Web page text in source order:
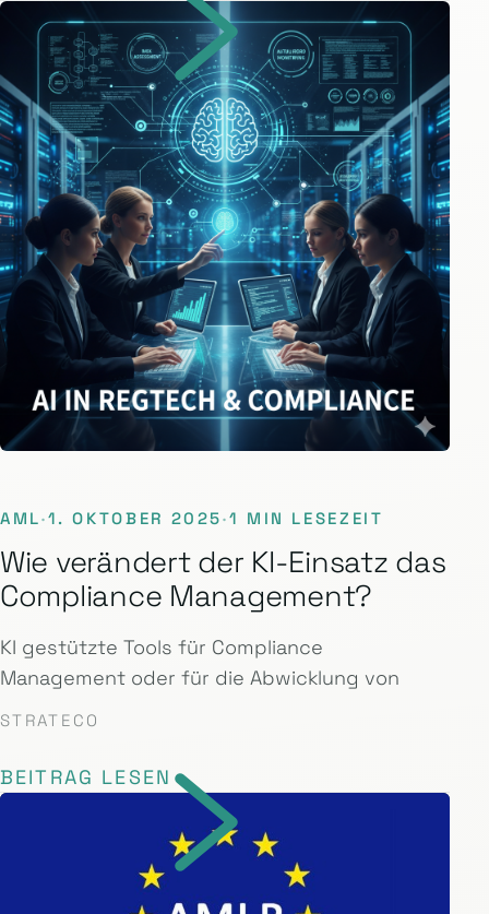
AML·1. OKTOBER 2025·1 MIN LESEZEIT
Wie verändert der KI-Einsatz das
Compliance Management?
KI gestützte Tools für Compliance
Management oder für die Abwicklung von
STRATECO
BEITRAG LESEN